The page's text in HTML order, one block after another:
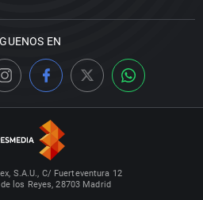
EN
S.A.U., C/ Fuerteventura 12
los Reyes, 28703 Madrid